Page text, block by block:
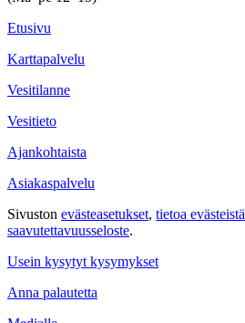
Etusivu
Karttapalvelu
Vesitilanne
Vesitieto
Ajankohtaista
Asiakaspalvelu
Sivuston evästeasetukset, tietoa evästeistä
saavutettavuus­seloste.
Usein kysytyt kysymykset
Anna palautetta